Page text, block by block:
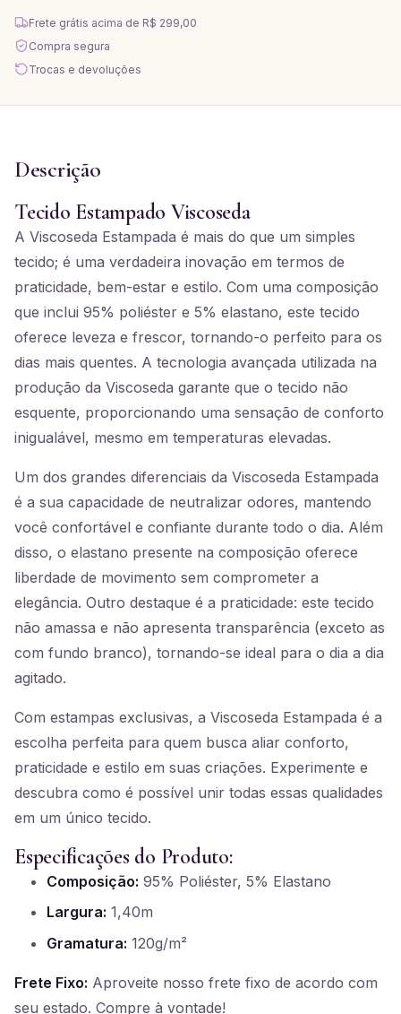
Frete grátis acima de R$ 299,00
Compra segura
Trocas e devoluções
Descrição
Tecido Estampado Viscoseda
A Viscoseda Estampada é mais do que um simples
tecido; é uma verdadeira inovação em termos de
praticidade, bem-estar e estilo. Com uma composição
que inclui 95% poliéster e 5% elastano, este tecido
oferece leveza e frescor, tornando-o perfeito para os
dias mais quentes. A tecnologia avançada utilizada na
produção da Viscoseda garante que o tecido não
esquente, proporcionando uma sensação de conforto
inigualável, mesmo em temperaturas elevadas.
Um dos grandes diferenciais da Viscoseda Estampada
é a sua capacidade de neutralizar odores, mantendo
você confortável e confiante durante todo o dia. Além
disso, o elastano presente na composição oferece
liberdade de movimento sem comprometer a
elegância. Outro destaque é a praticidade: este tecido
não amassa e não apresenta transparência (exceto as
com fundo branco), tornando-se ideal para o dia a dia
agitado.
Com estampas exclusivas, a Viscoseda Estampada é a
escolha perfeita para quem busca aliar conforto,
praticidade e estilo em suas criações. Experimente e
descubra como é possível unir todas essas qualidades
em um único tecido.
Especificações do Produto:
Composição: 95% Poliéster, 5% Elastano
Largura: 1,40m
Gramatura: 120g/m²
Frete Fixo: Aproveite nosso frete fixo de acordo com
seu estado. Compre à vontade!